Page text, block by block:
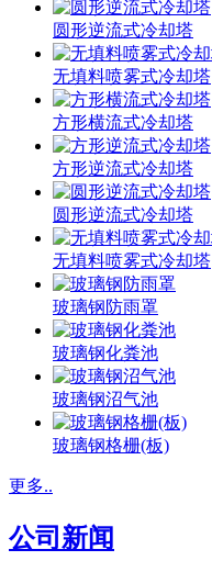
圆形逆流式冷却塔
无填料喷雾式冷却塔
方形横流式冷却塔
方形逆流式冷却塔
圆形逆流式冷却塔
无填料喷雾式冷却塔
玻璃钢防雨罩
玻璃钢化粪池
玻璃钢沼气池
玻璃钢格栅(板)
更多..
公司新闻